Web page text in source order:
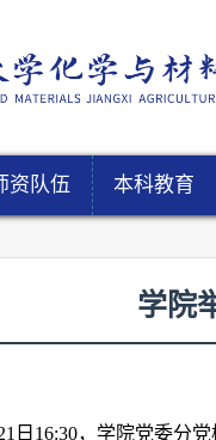
资队伍 本科教育
学院
日16:30，学院党委分